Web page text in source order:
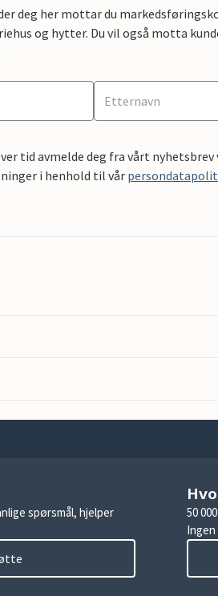
deg her mottar du
og hytter. Du vil også motta
tid avmelde deg fra vårt
i henhold til vår
spørsmål, hjelper
50